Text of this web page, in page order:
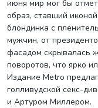
июня мир мог бы
образ, ставший
блондинка с
мужчин, от
фасадом скрывалась
поворотов, что ярко
Издание Metro
голливудской секс-
и Артуром Миллером.